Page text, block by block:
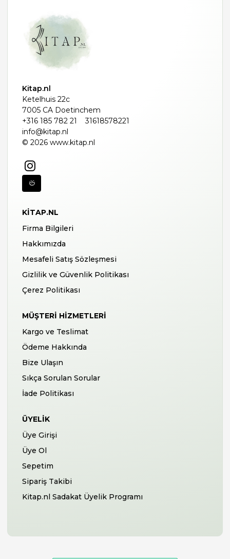
Kitap.nl
Ketelhuis 22c
7005 CA Doetinchem
+316 185 782 21
31618578221
info@kitap.nl
© 2026 www.kitap.nl
KITAP.NL
Firma Bilgileri
Hakkımızda
Mesafeli Satış Sözleşmesi
Gizlilik ve Güvenlik Politikası
Çerez Politikası
MÜŞTERI HIZMETLERI
Kargo ve Teslimat
Ödeme Hakkında
Bize Ulaşın
Sıkça Sorulan Sorular
İade Politikası
ÜYELIK
Üye Girişi
Üye Ol
Sepetim
Sipariş Takibi
Kitap.nl Sadakat Üyelik Programı